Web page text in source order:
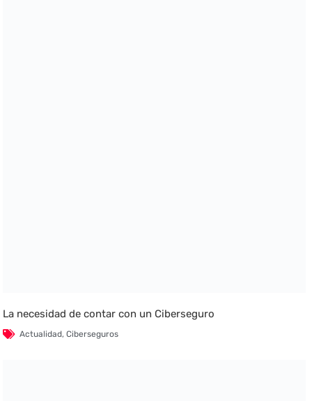
La necesidad de contar con un Ciberseguro
Actualidad,Ciberseguros